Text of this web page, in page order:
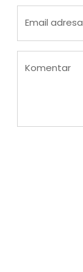
Email adresa
Komentar